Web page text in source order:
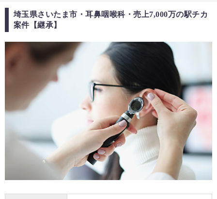
埼玉県さいたま市・耳鼻咽喉科・売上7,000万の駅チカ
案件【継承】